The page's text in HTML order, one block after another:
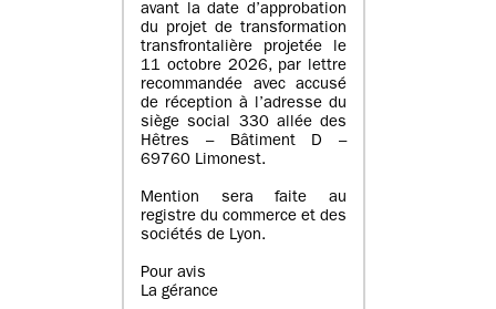
avant la date d’approbation
du projet de transformation
transfrontalière projetée le
11 octobre 2026, par lettre
recommandée avec accusé
de réception à l’adresse du
siège social 330 allée des
Hêtres – Bâtiment D –
69760 Limonest.
Mention sera faite au
registre du commerce et des
sociétés de Lyon.
Pour avis
La gérance